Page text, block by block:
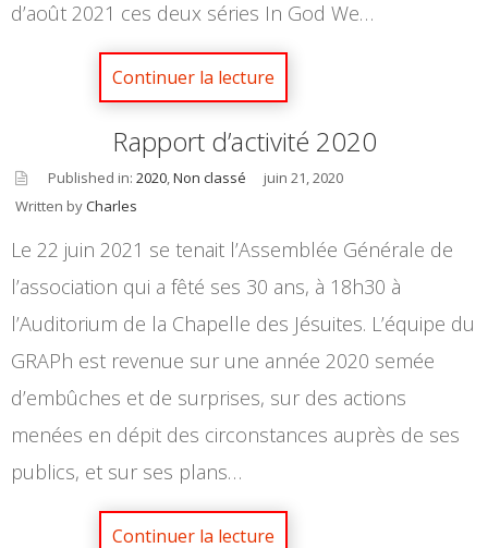
d’août 2021 ces deux séries In God We…
Rapport d’activité 2020
asid
Published in: 2020 Non classé
juin 21, 2020
Written byCharles
Le 22 juin 2021 se tenait l’Assemblée Générale de
l’association qui a fêté ses 30 ans, à 18h30 à
l’Auditorium de la Chapelle des Jésuites. L’équipe du
GRAPh est revenue sur une année 2020 semée
d’embûches et de surprises, sur des actions
menées en dépit des circonstances auprès de ses
publics, et sur ses plans…